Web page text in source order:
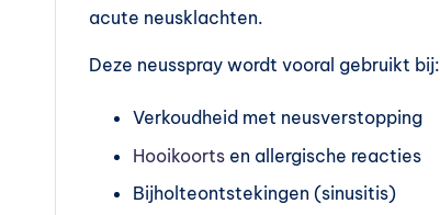
m
acute neusklachten.
Deze neusspray wordt vooral gebruikt bij:
Verkoudheid met neusverstopping
Hooikoorts en allergische reacties
Bijholteontstekingen (sinusitis)